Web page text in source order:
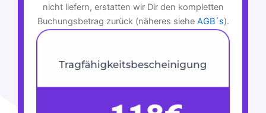
nicht liefern, erstatten wir Dir den kompletten
Buchungsbetrag zurück (näheres siehe AGB´s).